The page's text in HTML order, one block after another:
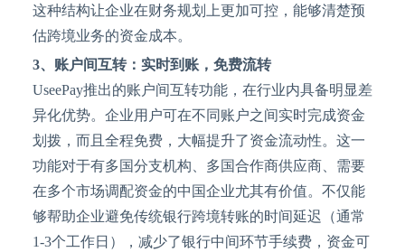
这种结构让企业在财务规划上更加可控，能够清楚预
估跨境业务的资金成本。
3、 账户间互转：实时到账，免费流转
UseePay推出的账户间互转功能，在行业内具备明显差
异化优势。企业用户可在不同账户之间实时完成资金
划拨，而且全程免费，大幅提升了资金流动性。这一
功能对于有多国分支机构、多国合作商供应商、需要
在多个市场调配资金的中国企业尤其有价值。不仅能
够帮助企业避免传统银行跨境转账的时间延迟（通常
1-3个工作日），减少了银行中间环节手续费，资金可